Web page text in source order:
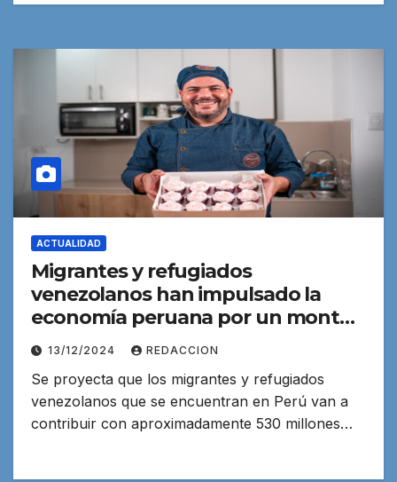
ACTUALIDAD
Migrantes y refugiados
venezolanos han impulsado la
economía peruana por un monto
de 530 millones de dólares
13/12/2024 REDACCION
Se proyecta que los migrantes y refugiados
venezolanos que se encuentran en Perú van a
contribuir con aproximadamente 530 millones…